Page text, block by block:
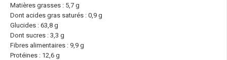
Matières grasses : 5,7 g
Dont acides gras saturés : 0,9 g
Glucides : 63,8 g
Dont sucres : 3,3 g
Fibres alimentaires : 9,9 g
Protéines : 12,6 g